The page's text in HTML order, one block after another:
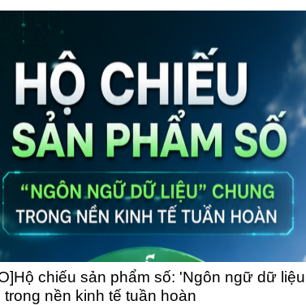
chiếu sản phẩm số: 'Ngôn ngữ dữ
trong nền kinh tế tuần hoàn